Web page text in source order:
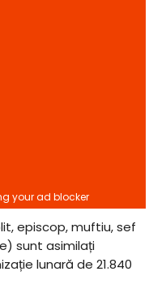
episcop, muftiu, sef
sunt asimilați
lunară de 21.840